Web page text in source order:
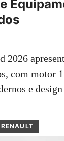
2026
com motor
e
RENAULT